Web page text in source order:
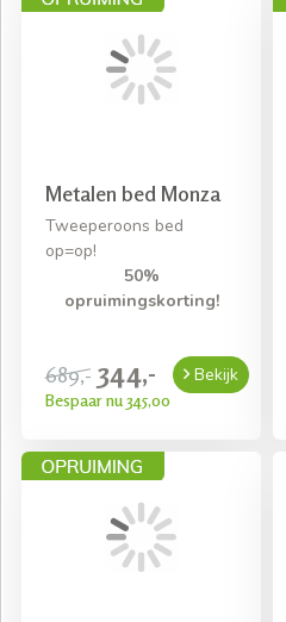
Metalen bed Monza
Tweeperoons bed
op=op!
50%
opruimingskorting!
689,- 344,-
Bespaar nu 345,00
Bekijk